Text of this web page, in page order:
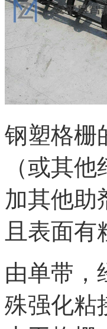
钢塑格栅
（或其
加其他助
且表面
由单带，
殊强化粘